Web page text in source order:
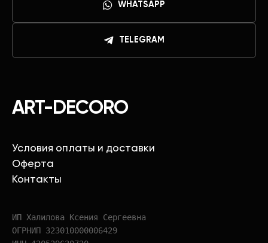
ART-DECORO
Условия оплаты и доставки
Оферта
Контакты
ИП Халилова Ксения Сергеевна
ОГРНИП 323010000006429
WHATSAPP
TELEGRAM